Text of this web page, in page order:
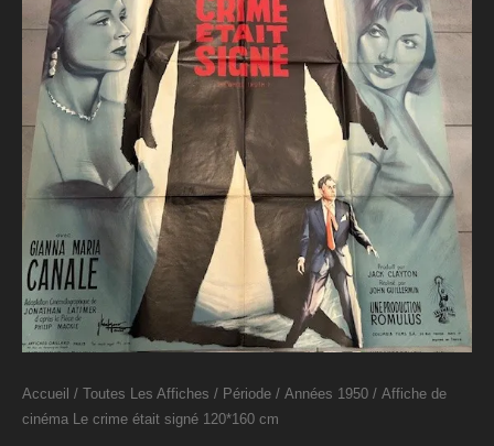
Accueil / Toutes Les Affiches / Période / Années 1950 / Affiche de
cinéma Le crime était signé 120*160 cm